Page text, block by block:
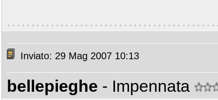
Inviato: 29 Mag 2007 10:13
bellepieghe - Impennata